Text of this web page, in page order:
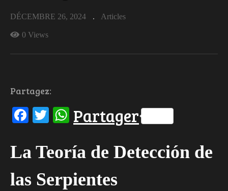
DÉCEMBRE 26, 2024 Articles
0 Views
Partagez:
Facebook
Twitter
WhatsApp
Partager
La Teoría de Detección de
las Serpientes